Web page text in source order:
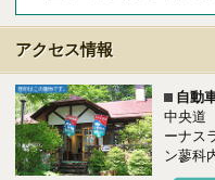
アクセス情報
自動
中央道
ーナス
ン蓼科
新着物件お知
ご契約後アン